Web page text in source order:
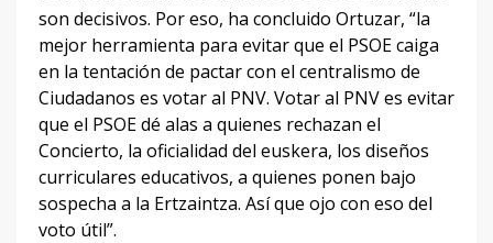
son decisivos. Por eso, ha concluido Ortuzar, “la
mejor herramienta para evitar que el PSOE caiga
en la tentación de pactar con el centralismo de
Ciudadanos es votar al PNV. Votar al PNV es evitar
que el PSOE dé alas a quienes rechazan el
Concierto, la oficialidad del euskera, los diseños
curriculares educativos, a quienes ponen bajo
sospecha a la Ertzaintza. Así que ojo con eso del
voto útil”.